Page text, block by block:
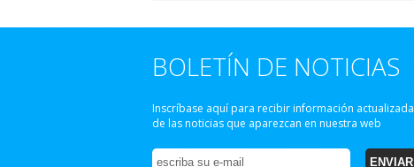
BOLETÍN DE NOTICIAS
Inscríbase aquí para recibir información actualizada
de las noticias que aparezcan en nuestra web